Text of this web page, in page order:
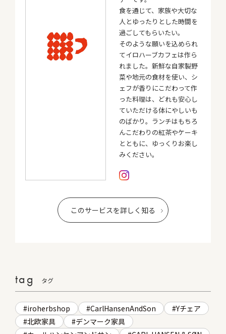
食を通じて、家族や大切な
人とゆったりとした時間を
過ごしてもらいたい。
そのような願いを込められ
てイロハーブカフェは作ら
れました。新鮮な自家製野
菜や地元の食材を使い、シ
ェフが香りにこだわって作
った料理は、どれも安心し
ていただける体にやしいも
のばかり。ランチはもちろ
んこだわりの紅茶やケーキ
とともに、ゆっくりお楽し
みください。
このサービスを詳しく知る
tag タグ
iroherbshop CarlHansenAndSon
Yチェア
北欧家具
デンマーク家具